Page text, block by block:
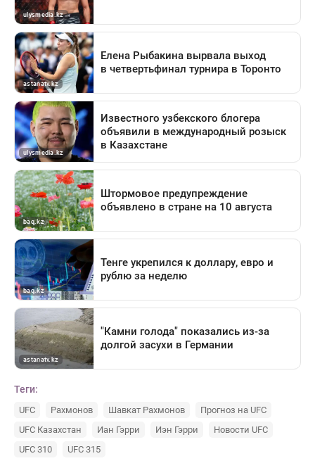
Теги:
UFC Рахмонов Шавкат Рахмонов
Прогноз на UFC
UFC Казахстан
Иан Гэрри Иэн Гэрри
Новости UFC
UFC 310
UFC 315